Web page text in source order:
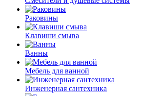
Раковины
Клавиши смыва
Ванны
Мебель для ванной
Инженерная сантехника